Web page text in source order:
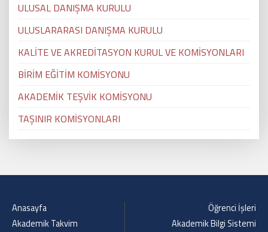
ULUSAL DANIŞMA KURULU
ULUSLARARASI DANIŞMA KURULU
KALİTE VE AKREDİTASYON KURUL VE KOMİSYONLARI
BİRİM EĞİTİM KOMİSYONU
AKADEMİK TEŞVİK KOMİSYONU
TAŞINIR KOMİSYONLARI
Anasayfa
Akademik Takvim
Öğrenci İşleri
Akademik Bilgi Sistemi